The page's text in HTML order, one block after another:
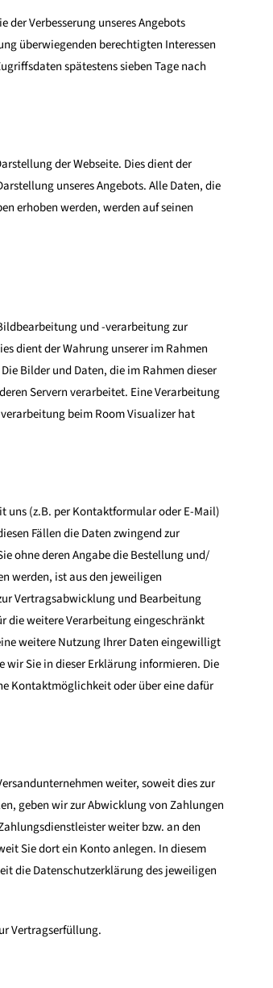
Verbesserung unseres Angebots
überwiegenden berechtigten Interessen
spätestens sieben Tage nach
der Webseite. Dies dient der
unseres Angebots. Alle Daten, die
erhoben werden, werden auf seinen
und -verarbeitung zur
dient der Wahrung unserer im Rahmen
Bilder und Daten, die im Rahmen dieser
Servern verarbeitet. Eine Verarbeitung
beim Room Visualizer hat
uns (z.B. per Kontaktformular oder E-Mail)
Fällen die Daten zwingend zur
ohne deren Angabe die Bestellung und/
werden, ist aus den jeweiligen
Vertragsabwicklung und Bearbeitung
die weitere Verarbeitung eingeschränkt
weitere Nutzung Ihrer Daten eingewilligt
Sie in dieser Erklärung informieren. Die
Kontaktmöglichkeit oder über eine dafür
weiter, soweit dies zur
geben wir zur Abwicklung von Zahlungen
weiter bzw. an den
Sie dort ein Konto anlegen. In diesem
die Datenschutzerklärung des jeweiligen
Vertragserfüllung.